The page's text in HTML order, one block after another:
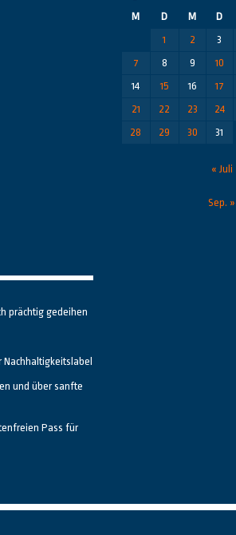
M
D M D
1
2 3
7
8 9 10
14
15 16 17
21
22 23 24
28
29 30 31
« Juli
Sep. »
prächtig gedeihen
und über sanfte
Pass für